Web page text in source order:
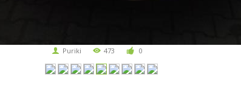
Puriki 473 0